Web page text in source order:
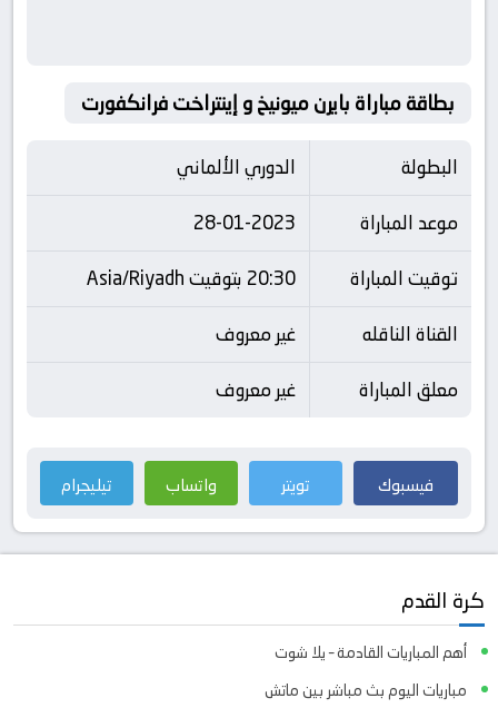
بطاقة مباراة بايرن ميونيخ و إينتراخت فرانكفورت
البطولة
الدوري الألماني
موعد المباراة
28-01-2023
توقيت المباراة
20:30 بتوقيت Asia/Riyadh
القناة الناقله
غير معروف
معلق المباراة
غير معروف
فيسبوك تويتر واتساب تيليجرام
كرة القدم
أهم المباريات القادمة – يلا شوت
مباريات اليوم بث مباشر بين ماتش